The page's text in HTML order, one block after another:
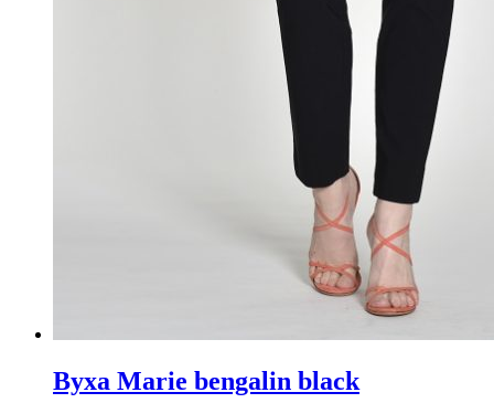
Byxa Marie bengalin black